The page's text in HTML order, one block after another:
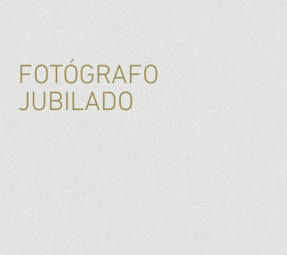
FOTÓGRAFO
JUBILADO